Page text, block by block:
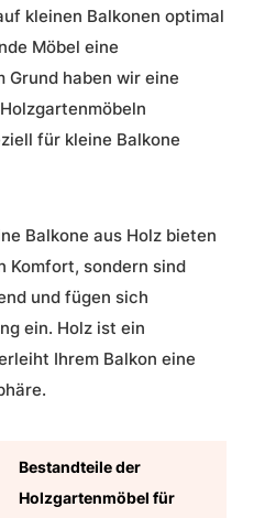
kleinen Balkonen optimal
Möbel eine
Grund haben wir eine
für kleine Balkone
Balkone aus Holz bieten
Komfort, sondern sind
und fügen sich
ein. Holz ist ein
Ihrem Balkon eine
Bestandteile der
Holzgartenmöbel für